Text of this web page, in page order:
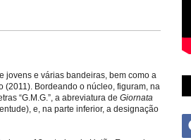
jovens e várias bandeiras, bem como a
(2011). Bordeando o núcleo, figuram, na
“G.M.G.”, a abreviatura de Giornata
e, na parte inferior, a designação